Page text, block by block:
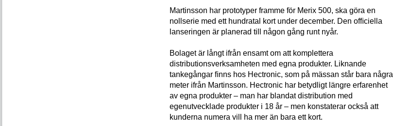
Martinsson har prototyper framme för Merix 500, ska göra en
nollserie med ett hundratal kort under december. Den ofﬁciella
lanseringen är planerad till någon gång runt nyår.
Bolaget är långt ifrån ensamt om att komplettera
distributionsverksamheten med egna produkter. Liknande
tankegångar ﬁnns hos Hectronic, som på mässan står bara några
meter ifrån Martinsson. Hectronic har betydligt längre erfarenhet
av egna produkter – man har blandat distribution med
egenutvecklade produkter i 18 år – men konstaterar också att
kunderna numera vill ha mer än bara ett kort.